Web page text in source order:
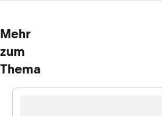
Mehr
zum
Thema